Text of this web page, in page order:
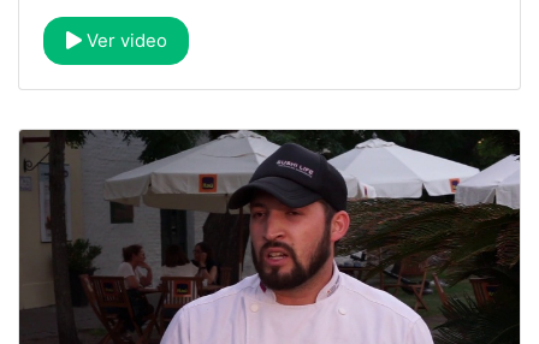
Ver video